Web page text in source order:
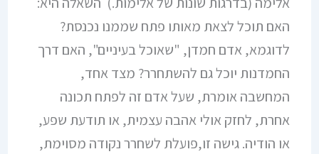
האם תוכל לצאת מאותו פתח שממנו נכנסת?
לדוגמא, אדם חמדן, "שאוכל בעיניים", האם דרך
החמדנות יוכל גם להשתחרר? מצד אחד,
המחשבה אומרת, שעל אדם זה לפתח תכונה
אחרת, לחזק אולי אהבה עצמית, או תודעת שפע,
או הודיה. גישה זו,פועלת לשחרר נקודה מסוימת,